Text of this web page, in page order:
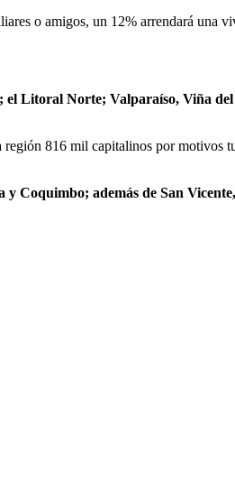
o amigos, un 12% arrendará una
el Litoral Norte; Valparaíso, Viña
816 mil capitalinos por motivos
Coquimbo; además de San